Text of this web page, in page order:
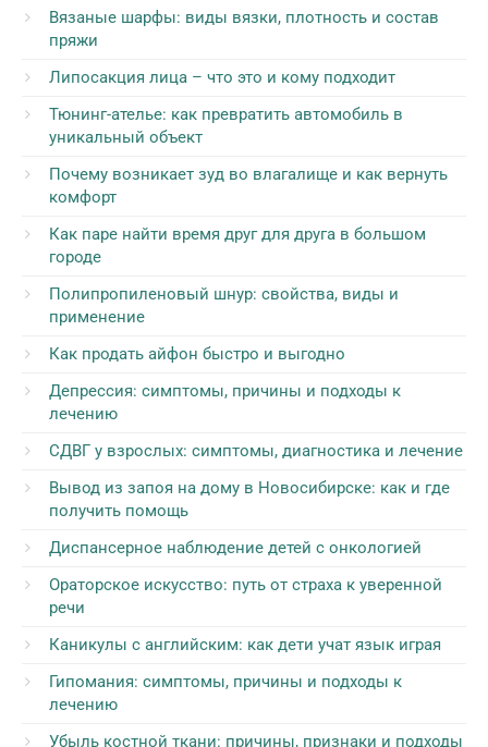
Вязаные шарфы: виды вязки, плотность и состав
пряжи
Липосакция лица – что это и кому подходит
Тюнинг-ателье: как превратить автомобиль в
уникальный объект
Почему возникает зуд во влагалище и как вернуть
комфорт
Как паре найти время друг для друга в большом
городе
Полипропиленовый шнур: свойства, виды и
применение
Как продать айфон быстро и выгодно
Депрессия: симптомы, причины и подходы к
лечению
СДВГ у взрослых: симптомы, диагностика и лечение
Вывод из запоя на дому в Новосибирске: как и где
получить помощь
Диспансерное наблюдение детей с онкологией
Ораторское искусство: путь от страха к уверенной
речи
Каникулы с английским: как дети учат язык играя
Гипомания: симптомы, причины и подходы к
лечению
Убыль костной ткани: причины, признаки и подходы